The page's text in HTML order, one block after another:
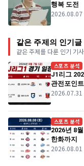
행복 도전
2026.08.07
같은 주제의 인기글
같은 주제를 다룬 인기 기사
스포츠 분석
J1리그
관전포인트
2026.07.31
스포츠 분석
2026년 8
한화까지
2026.08.01